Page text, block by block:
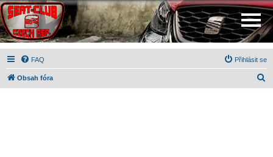
FAQ Přihlásit se
Obsah fóra